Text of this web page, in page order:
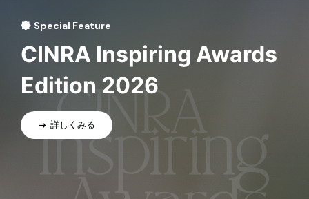
Special Feature
CINRA Inspiring Awards
Edition 2026
詳しくみる